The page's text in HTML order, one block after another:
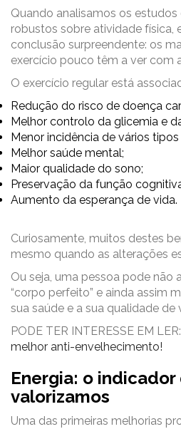
Quando analisamos os estudos
robustos sobre atividade física,
conclusão surpreendente: os
exercício pouco têm a ver com
O exercício regular está
Redução do risco de doença
Melhor controlo da glicemia e
Menor incidência de vários
Melhor saúde mental;
Maior qualidade do sono;
Preservação da função
Aumento da esperança de vida.
Curiosamente, muitos destes
mesmo quando as alterações
Ou seja, uma pessoa pode não
“corpo perfeito” e ainda assim
sua saúde e a sua qualidade de
PODE TER INTERESSE EM LER:
melhor anti-envelhecimento!
Energia: o
valorizamos
Uma das primeiras melhorias